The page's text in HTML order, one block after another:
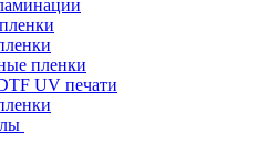
пленки
UV печати